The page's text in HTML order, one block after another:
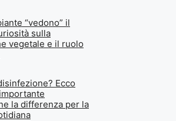
“vedono” il
sulla
vegetale e il ruolo
Ecco
la differenza per la